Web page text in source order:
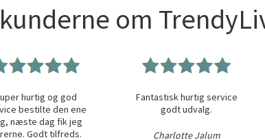
om
hurtig og god
bestilte den ene
næste dag fik jeg
Godt tilfreds.
Fantastisk hurtig service
godt udvalg.
Charlotte Jalum